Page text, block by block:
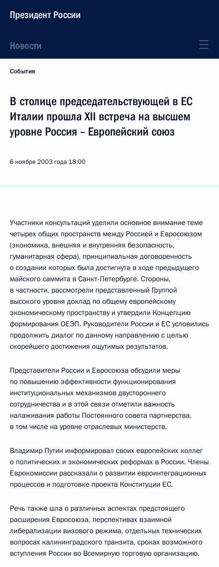
Президент России
Новости
События
В столице председательствующей в ЕС
Италии прошла XII встреча на высшем
уровне Россия – Европейский союз
6 ноября 2003 года 18:00
Участники консультаций уделили основное внимание теме
четырех общих пространств между Россией и Евросоюзом
(экономика, внешняя и внутренняя безопасность,
гуманитарная сфера), принципиальная договоренность
о создании которых была достигнута в ходе предыдущего
майского саммита в Санкт-Петербурге. Стороны,
в частности, рассмотрели представленный Группой
высокого уровня доклад по общему европейскому
экономическому пространству и утвердили Концепцию
формирования ОЕЭП. Руководители России и ЕС условились
продолжить диалог по данному направлению с целью
скорейшего достижения ощутимых результатов.
Представители России и Евросоюза обсудили меры
по повышению эффективности функционирования
институциональных механизмов двустороннего
сотрудничества и в этой связи отметили важность
налаживания работы Постоянного совета партнерства,
в том числе на уровне отраслевых министерств.
Владимир Путин информировал своих европейских коллег
о политических и экономических реформах в России. Члены
Еврокомиссии рассказали о развитии евроинтеграционных
процессов и подготовке проекта Конституции ЕС.
Речь также шла о различных аспектах предстоящего
расширения Евросоюза, перспективах взаимной
либерализации визового режима, отдельных технических
вопросах калининградского транзита, сроках возможного
вступления России во Всемирную торговую организацию.